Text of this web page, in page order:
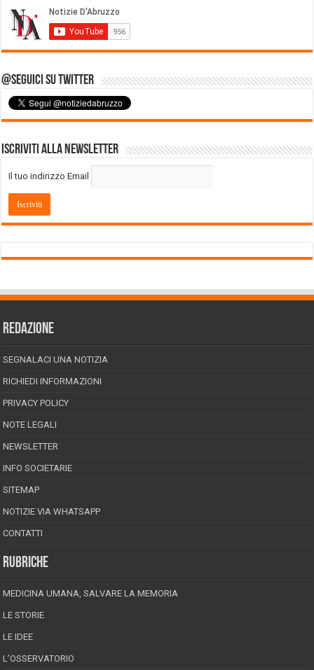
@Seguici su Twitter
Iscriviti alla Newsletter
Il tuo indirizzo Email
REDAZIONE
SEGNALACI UNA NOTIZIA
RICHIEDI INFORMAZIONI
PRIVACY POLICY
NOTE LEGALI
NEWSLETTER
INFO SOCIETARIE
SITEMAP
NOTIZIE VIA WHATSAPP
CONTATTI
RUBRICHE
MEDICINA UMANA, SALVARE LA MEMORIA
LE STORIE
LE IDEE
L’OSSERVATORIO